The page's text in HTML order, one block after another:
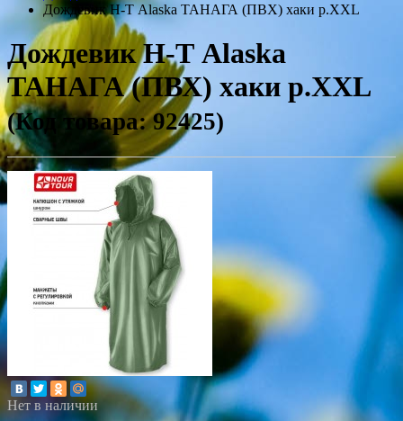
Дождевик Н-Т Alaska ТАНАГА (ПВХ) хаки р.XXL
Дождевик Н-Т Alaska
ТАНАГА (ПВХ) хаки р.XXL
(Код товара: 92425)
Нет в наличии